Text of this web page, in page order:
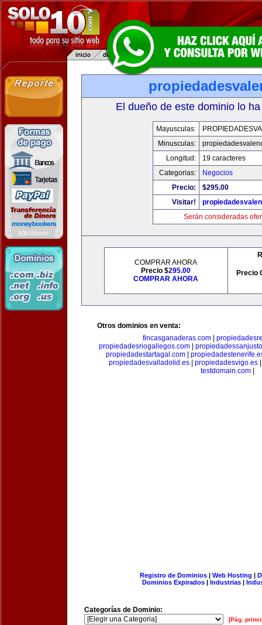
El dueño de este dominio lo
Mayusculas:
Minusculas:
Longitud:
19 caracteres
Categorias:
Negocios
Precio:
$295.00
Visitar!
Serán consideradas
COMPRAR AHORA
Precio $295.00
COMPRAR AHORA
Precio
Otros dominios en venta:
fincasganaderas.com|
propiedadesriogallegos.com|
propiedadestartagal.com|
propiedadesvalladolid.es
propiedadesvigo.es
testdomain.com
Registro de Dominios| Web Hosting |
Dominios Expirados | Industrias |
Categorías de Dominio:
[Pág.